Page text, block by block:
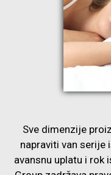
Sve dimenzije
napraviti van serije
avansnu uplatu i rok